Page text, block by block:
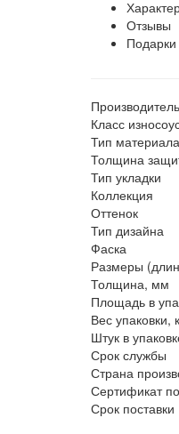
Отзывы
Подарки
Производитель
Класс
Тип материала
Толщина
Тип укладки
Коллекция
Оттенок
Тип дизайна
Фаска
Размеры
Толщина, мм
Площадь в
Вес упаковки,
Штук в
Срок службы
Страна
Сертификат
Срок поставки